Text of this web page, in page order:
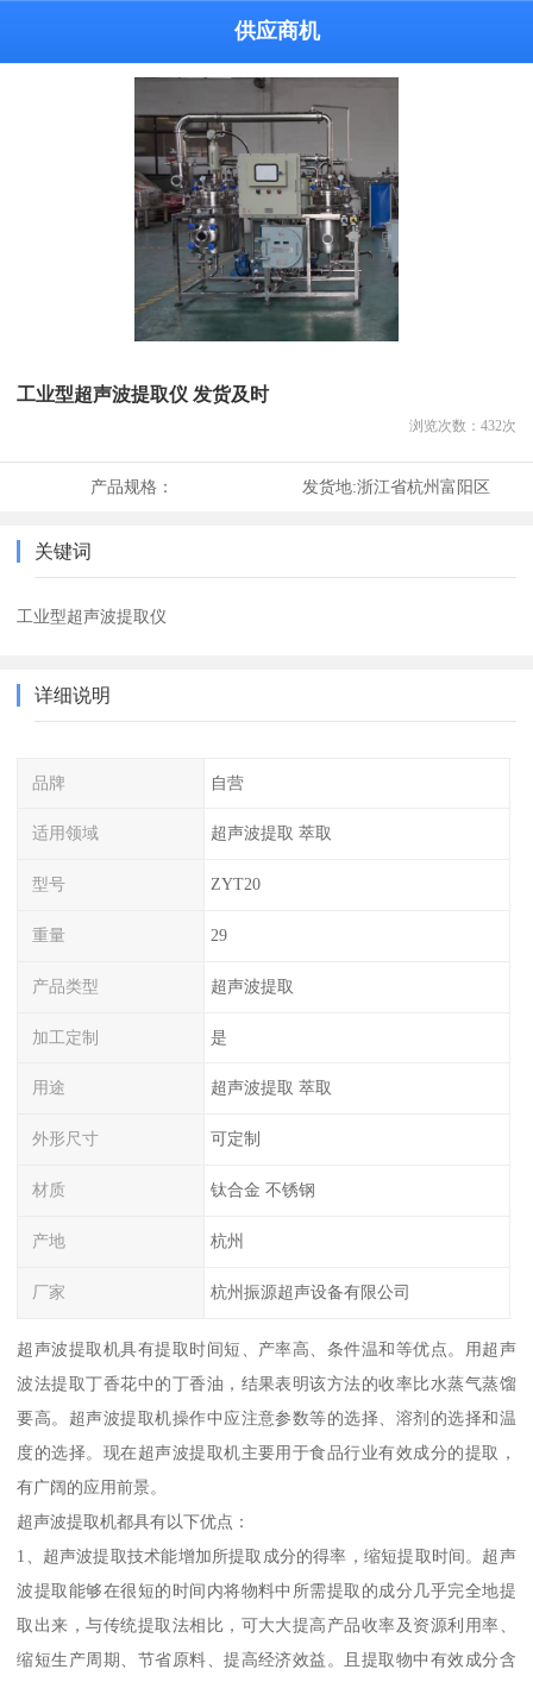
供应商机
工业型超声波提取仪 发货及时
浏览次数： 432次
产品规格： 发货地:浙江省杭州富阳区
关键词
工业型超声波提取仪
详细说明
品牌 自营
适用领域 超声波提取 萃取
型号 ZYT20
重量 29
产品类型 超声波提取
加工定制 是
用途 超声波提取 萃取
外形尺寸 可定制
材质 钛合金 不锈钢
产地 杭州
厂家 杭州振源超声设备有限公司
超声波提取机具有提取时间短、产率高、条件温和等优点。用超声
波法提取丁香花中的丁香油，结果表明该方法的收率比水蒸气蒸馏
要高。超声波提取机操作中应注意参数等的选择、溶剂的选择和温
度的选择。现在超声波提取机主要用于食品行业有效成分的提取，
有广阔的应用前景。
超声波提取机都具有以下优点：
1、超声波提取技术能增加所提取成分的得率，缩短提取时间。超声
波提取能够在很短的时间内将物料中所需提取的成分几乎完全地提
取出来，与传统提取法相比，可大大提高产品收率及资源利用率、
缩短生产周期、节省原料、提高经济效益。且提取物中有效成分含